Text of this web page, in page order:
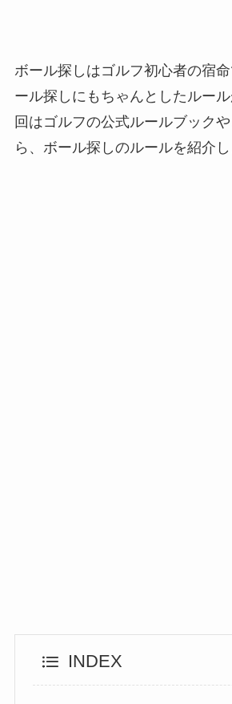
ボール探しはゴルフ初心者の宿
ール探しにもちゃんとしたルー
回はゴルフの公式ルールブック
ら、ボール探しのルールを紹介し
INDEX